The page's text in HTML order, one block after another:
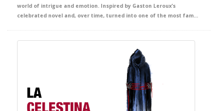
world of intrigue and emotion. Inspired by Gaston Leroux’s
celebrated novel and, over time, turned into one of the most famous and admired titles from Broadway to London’s West End and the wider international stage imagination, this production envelops the audience in an unforgettable story of mystery, beauty and passion. A captivating theatrical experience that offers students a powerful immersion in English, filled with intensity, atmosphere and deep emotion.